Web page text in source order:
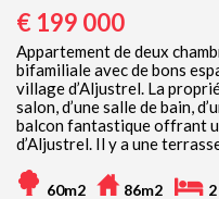
€ 199 000
Appartement de deux
bifamiliale avec de bons
village d’Aljustrel. La
salon, d’une salle de bain,
balcon fantastique offrant
d’Aljustrel. Il y a une
60m2 86m2 2